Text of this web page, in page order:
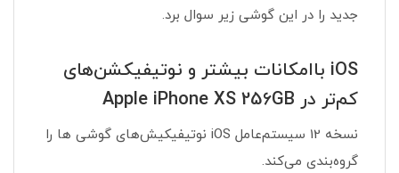
جدید را در این گوشی زیر سوال برد.
iOS باامکانات بیشتر و نوتیفیکشن‌های
کم‌تر در Apple iPhone XS 256GB
نسخه 12 سیستم‌عامل iOS نوتیفیکیش‌های گوشی ها را
گروه‌بندی می‌کند.